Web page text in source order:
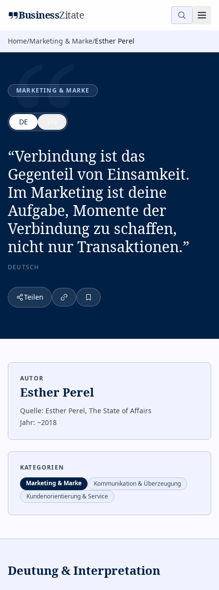
BusinessZitate
Home/Marketing & Marke/Esther Perel
“
MARKETING & MARKE
DE
“Verbindung ist das
Gegenteil von Einsamkeit.
Im Marketing ist deine
Aufgabe, Momente der
Verbindung zu schaffen,
nicht nur Transaktionen.”
DEUTSCH
Teilen
AUTOR
Esther Perel
Quelle: Esther Perel, The State of Affairs
Jahr: ~2018
KATEGORIEN
Marketing & Marke
Kommunikation & Überzeugung
Kundenorientierung & Service
Deutung & Interpretation